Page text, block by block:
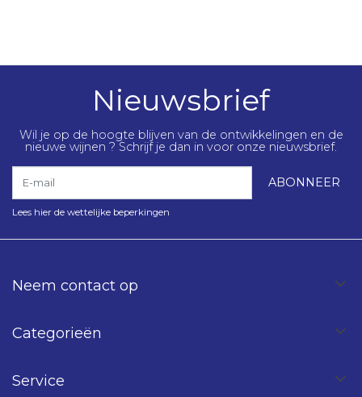
Nieuwsbrief
Wil je op de hoogte blijven van de ontwikkelingen en de
nieuwe wijnen ? Schrijf je dan in voor onze nieuwsbrief.
ABONNEER
Lees hier de wettelijke beperkingen
Neem contact op
Categorieën
Service